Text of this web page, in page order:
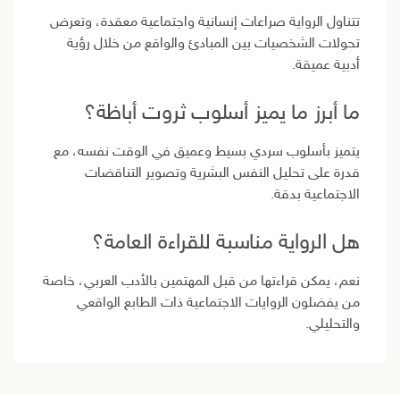
تتناول الرواية صراعات إنسانية واجتماعية معقدة، وتعرض
تحولات الشخصيات بين المبادئ والواقع من خلال رؤية
أدبية عميقة.
ما أبرز ما يميز أسلوب ثروت أباظة؟
يتميز بأسلوب سردي بسيط وعميق في الوقت نفسه، مع
قدرة على تحليل النفس البشرية وتصوير التناقضات
الاجتماعية بدقة.
هل الرواية مناسبة للقراءة العامة؟
نعم، يمكن قراءتها من قبل المهتمين بالأدب العربي، خاصة
من يفضلون الروايات الاجتماعية ذات الطابع الواقعي
والتحليلي.